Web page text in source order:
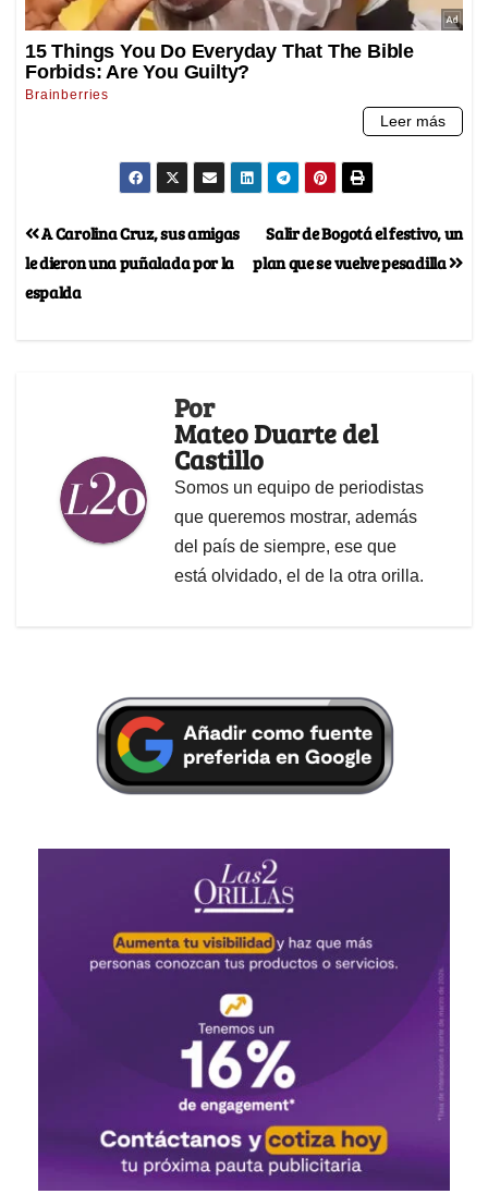
Salir de Bogotá el festivo, un
plan que se vuelve pesadilla
A Carolina Cruz, sus amigas
le dieron una puñalada por la
espalda
Por
Mateo Duarte del
Castillo
Somos un equipo de periodistas
que queremos mostrar, además
del país de siempre, ese que
está olvidado, el de la otra orilla.